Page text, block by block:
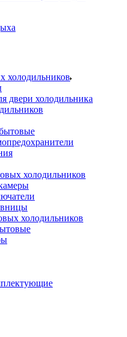
холодильников
двери холодильника
холодильников
холодильников